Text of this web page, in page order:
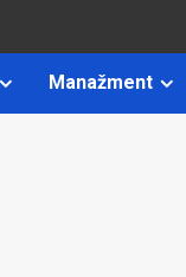
Manažment